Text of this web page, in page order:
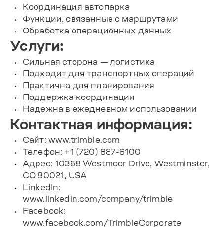
Координация автопарка
Функции, связанные с маршрутами
Обработка операционных данных
Услуги:
Сильная сторона — логистика
Подходит для транспортных операций
Практична для планирования
Поддержка координации
Надежна в ежедневном использовании
Контактная информация:
Сайт: www.trimble.com
Телефон: +1 (720) 887-6100
Адрес: 10368 Westmoor Drive, Westminster,
CO 80021, USA
LinkedIn:
www.linkedin.com/company/trimble
Facebook:
www.facebook.com/TrimbleCorporate